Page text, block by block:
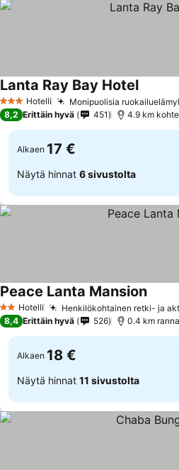
3 Tähtiluokitus
Hotelli Monipuolisia
Lanta Ray Bay Hotel
8,2 Erittäin hyvä 451 4.9 km
Alkaen 17 €
Näytä hinnat 6 sivustolta
2 Tähtiluokitus
Hotelli Henkilökohtainen retki- ja
Peace Lanta Mansion
8,4 Erittäin hyvä 526 0.4 km
Alkaen 18 €
Näytä hinnat 11 sivustolta